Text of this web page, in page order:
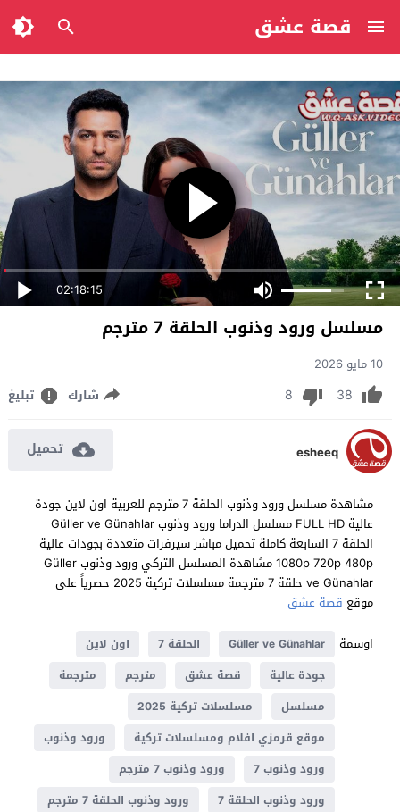
قصة عشق
02:18:15
مسلسل ورود وذنوب الحلقة 7 مترجم
10 مايو 2026
38
8 شارك تبليغ
esheeq تحميل
مشاهدة مسلسل ورود وذنوب الحلقة 7 مترجم للعربية اون لاين جودة
عالية FULL HD مسلسل الدراما ورود وذنوب Güller ve Günahlar
الحلقة 7 السابعة كاملة تحميل مباشر سيرفرات متعددة بجودات عالية
1080p 720p 480p مشاهدة المسلسل التركي ورود وذنوب Güller
ve Günahlar حلقة 7 مترجمة مسلسلات تركية 2025 حصرياً على
موقع قصة عشق
اوسمة
Güller ve Günahlar الحلقة 7
اون لاين
جودة عالية
قصة عشق مترجم
مترجمة
مسلسل
مسلسلات تركية 2025
موقع قرمزي افلام ومسلسلات تركية
ورود وذنوب
ورود وذنوب 7
ورود وذنوب 7 مترجم
ورود وذنوب الحلقة 7
ورود وذنوب الحلقة 7 مترجم